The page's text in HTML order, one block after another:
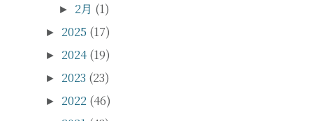
► 2月 (1)
► 2025 (17)
► 2024 (19)
► 2023 (23)
► 2022 (46)